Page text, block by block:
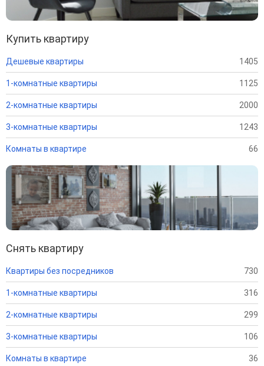
Купить квартиру
Дешевые квартиры 1405
1-комнатные квартиры 1125
2-комнатные квартиры 2000
3-комнатные квартиры 1243
Комнаты в квартире 66
Снять квартиру
Квартиры без посредников 730
1-комнатные квартиры 316
2-комнатные квартиры 299
3-комнатные квартиры 106
Комнаты в квартире 36